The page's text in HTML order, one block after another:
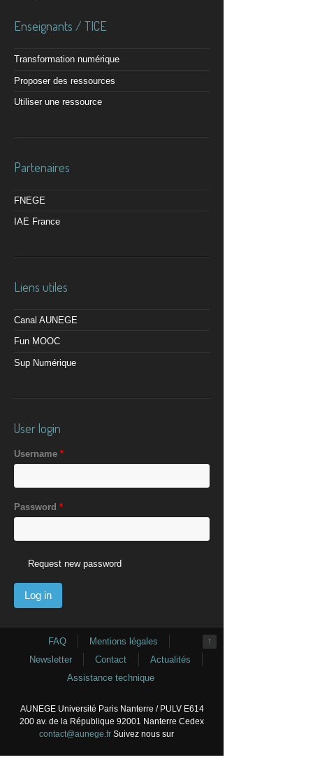
Enseignants / TICE
Transformation numérique
Proposer des ressources
Utiliser une ressource
Partenaires
FNEGE
IAE France
Liens utiles
Canal AUNEGE
Fun MOOC
Sup Numérique
User login
Username *
Password *
Request new password
↑
FAQ
Mentions légales
Newsletter
Contact
Actualités
Assistance technique
AUNEGE Université Paris Nanterre / PULV E614
200 av. de la République 92001 Nanterre Cedex
contact@aunege.frSuivez nous sur